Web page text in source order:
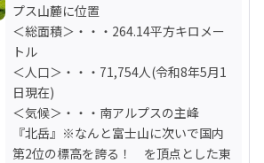
プス山麓に位置
＜総面積＞・・・264.14平方キロメー
トル
＜人口＞・・・71,754人(令和8年5月1
日現在)
＜気候＞・・・南アルプスの主峰
『北岳』※なんと富士山に次いで国内
第2位の標高を誇る！　を頂点とした東